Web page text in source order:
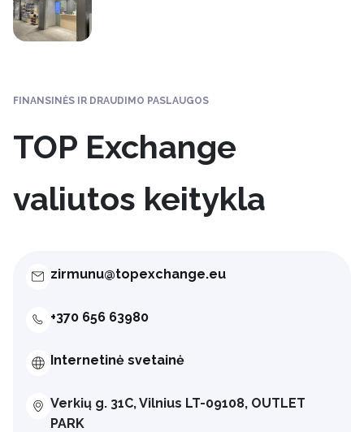
FINANSINĖS IR DRAUDIMO PASLAUGOS
TOP Exchange
valiutos keitykla
zirmunu@topexchange.eu
+370 656 63980
Internetinė svetainė
Verkių g. 31C, Vilnius LT-09108, OUTLET
PARK